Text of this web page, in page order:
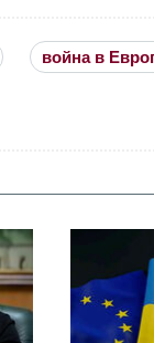
война в